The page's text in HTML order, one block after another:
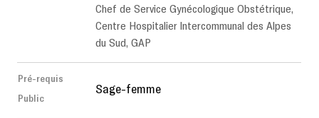
Chef de Service Gynécologique Obstétrique,
Centre Hospitalier Intercommunal des Alpes
du Sud, GAP
Pré-requis
Public
Sage-femme